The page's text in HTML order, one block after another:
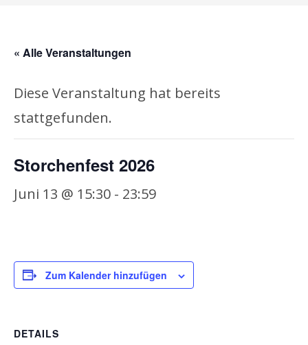
« Alle Veranstaltungen
Diese Veranstaltung hat bereits
stattgefunden.
Storchenfest 2026
Juni 13 @ 15:30 - 23:59
Zum Kalender hinzufügen
DETAILS